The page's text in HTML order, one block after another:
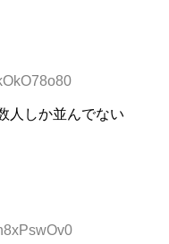
人しか並んでない